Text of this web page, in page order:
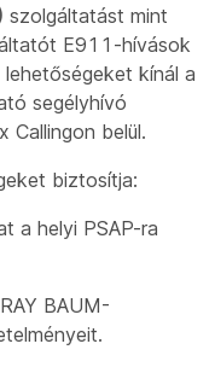
szolgáltatást mint
E911-hívások
kínál az
segélyhívó
Callingon belül.
biztosítja:
a helyi PSAP-ra
BAUM-